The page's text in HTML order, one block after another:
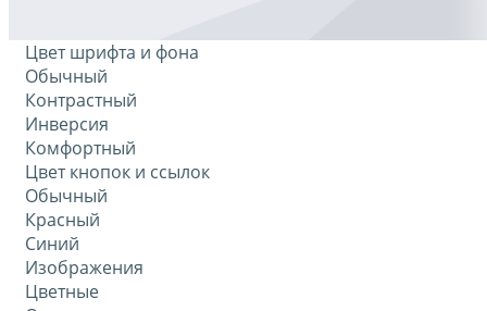
Цвет шрифта и фона
Обычный
Контрастный
Инверсия
Комфортный
Цвет кнопок и ссылок
Обычный
Красный
Синий
Изображения
Цветные